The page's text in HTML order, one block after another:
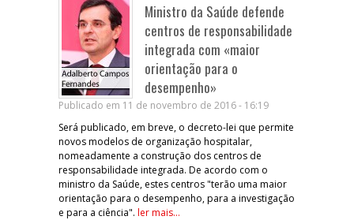
Ministro da Saúde defende
centros de responsabilidade
integrada com «maior
orientação para o
desempenho»
Publicado em 11 de novembro de 2016 - 16:19
Será publicado, em breve, o decreto-lei que permite
novos modelos de organização hospitalar,
nomeadamente a construção dos centros de
responsabilidade integrada. De acordo com o
ministro da Saúde, estes centros "terão uma maior
orientação para o desempenho, para a investigação
e para a ciência". ler mais...